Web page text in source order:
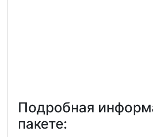
Подробная
пакете: